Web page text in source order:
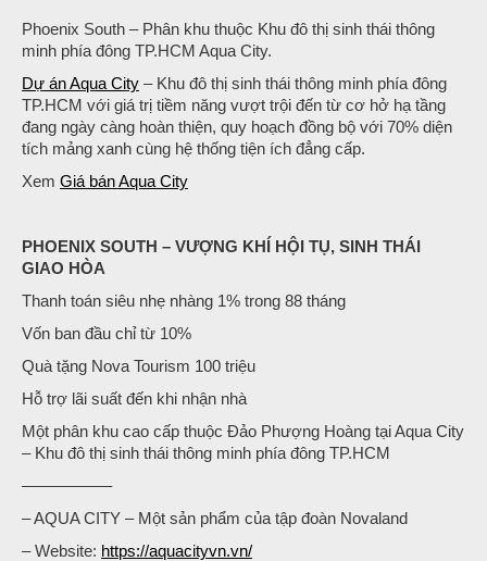
Phoenix South – Phân khu thuộc Khu đô thị sinh thái thông
minh phía đông TP.HCM Aqua City.
Dự án Aqua City – Khu đô thị sinh thái thông minh phía đông
TP.HCM với giá trị tiềm năng vượt trội đến từ cơ hở hạ tầng
đang ngày càng hoàn thiện, quy hoạch đồng bộ với 70% diện
tích mảng xanh cùng hệ thống tiện ích đẳng cấp.
Xem Giá bán Aqua City
PHOENIX SOUTH – VƯỢNG KHÍ HỘI TỤ, SINH THÁI
GIAO HÒA
Thanh toán siêu nhẹ nhàng 1% trong 88 tháng
Vốn ban đầu chỉ từ 10%
Quà tặng Nova Tourism 100 triệu
Hỗ trợ lãi suất đến khi nhận nhà
Một phân khu cao cấp thuộc Đảo Phượng Hoàng tại Aqua City
– Khu đô thị sinh thái thông minh phía đông TP.HCM
—————–
– AQUA CITY – Một sản phẩm của tập đoàn Novaland
– Website: https://aquacityvn.vn/